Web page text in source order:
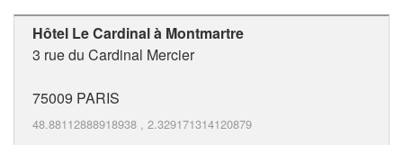
Hôtel Le Cardinal à Montmartre
3 rue du Cardinal Mercier
75009 PARIS
48.88112888918938 , 2.329171314120879